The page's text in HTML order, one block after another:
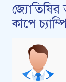
জ্যোতিষির
কাপে